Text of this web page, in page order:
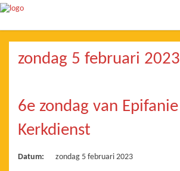
zondag 5 februari 2023
6e zondag van Epifanie
Kerkdienst
Datum: zondag 5 februari 2023